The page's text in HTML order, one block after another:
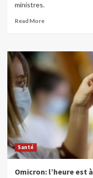
ministres.
Read More
Santé
Omicron: l’heure est à